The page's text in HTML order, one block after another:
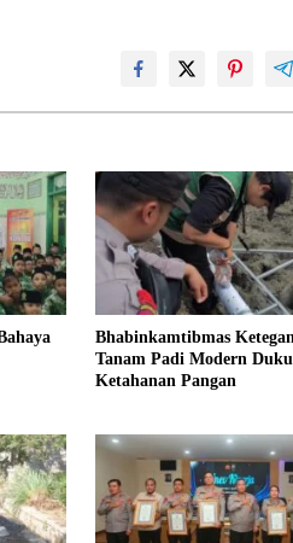
Bhabinkamtibmas
Tanam Padi Modern
Ketahanan Pangan